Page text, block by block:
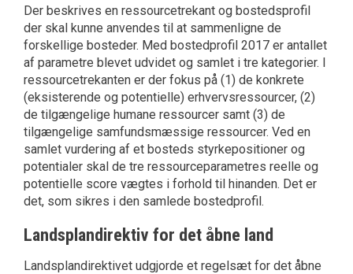
Der beskrives en ressourcetrekant og bostedsprofil
der skal kunne anvendes til at sammenligne de
forskellige bosteder. Med bostedprofil 2017 er antallet
af parametre blevet udvidet og samlet i tre kategorier. I
ressourcetrekanten er der fokus på (1) de konkrete
(eksisterende og potentielle) erhvervsressourcer, (2)
de tilgængelige humane ressourcer samt (3) de
tilgængelige samfundsmæssige ressourcer. Ved en
samlet vurdering af et bosteds styrkepositioner og
potentialer skal de tre ressourceparametres reelle og
potentielle score vægtes i forhold til hinanden. Det er
det, som sikres i den samlede bostedprofil.
Landsplandirektiv for det åbne land
Landsplandirektivet udgjorde et regelsæt for det åbne